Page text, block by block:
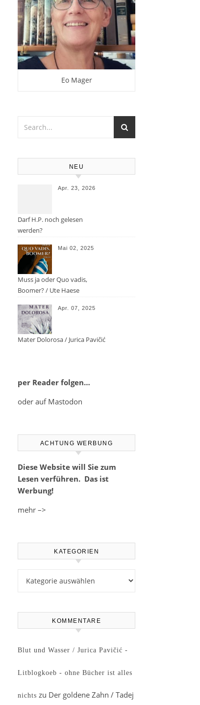
Eo Mager
NEU
Apr. 23, 2026
Darf H.P. noch gelesen
werden?
Mai 02, 2025
Muss ja oder Quo vadis,
Boomer? / Ute Haese
Apr. 07, 2025
Mater Dolorosa / Jurica Pavičić
per Reader folgen…
oder auf Mastodon
ACHTUNG WERBUNG
Diese Website will Sie zum
Lesen verführen. Das ist
Werbung!
mehr –>
KATEGORIEN
KOMMENTARE
Blut und Wasser / Jurica Pavičić -
Litblogkoeb - ohne Bücher ist alles
nichts zu Der goldene Zahn / Tadej